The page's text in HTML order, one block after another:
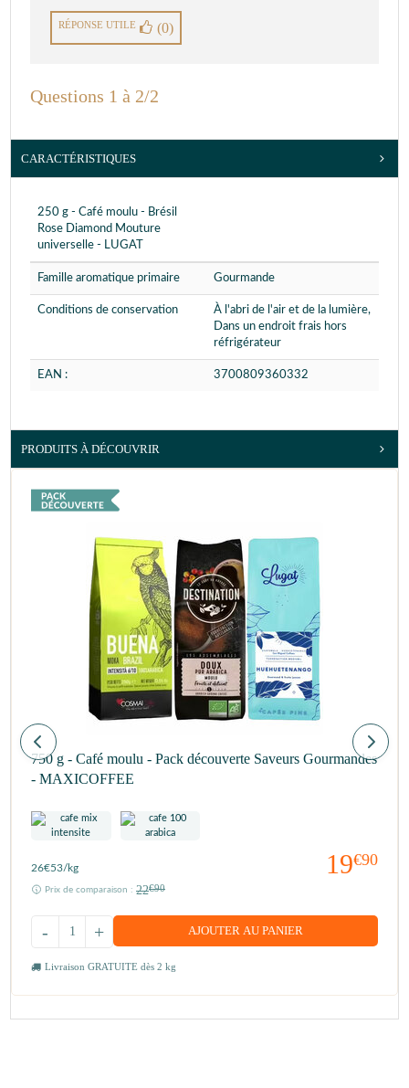
RÉPONSE UTILE (0)
Questions 1 à 2/2
CARACTÉRISTIQUES
250 g - Café moulu - Brésil
Rose Diamond Mouture
universelle - LUGAT
Famille aromatique primaire Gourmande
Conditions de conservation
À l'abri de l'air et de la lumière,
Dans un endroit frais hors
réfrigérateur
EAN : 3700809360332
PRODUITS À DÉCOUVRIR
750 g - Café moulu - Pack découverte Saveurs Gourmandes
- MAXICOFFEE
19€90
26€53/kg
Prix de comparaison : 22€90
+
- AJOUTER AU PANIER
Livraison GRATUITE dès 2 kg